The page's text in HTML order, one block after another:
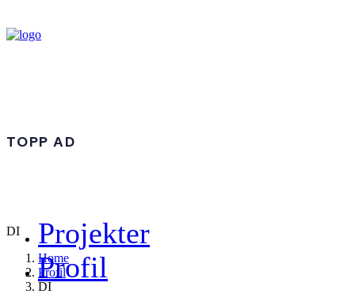
Projekter
Profil
TOPP AD
DI
Home
Profil
DI